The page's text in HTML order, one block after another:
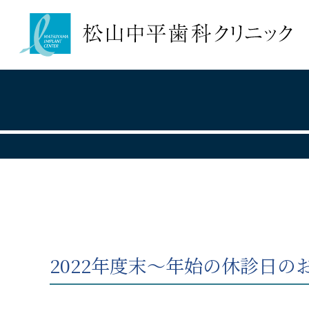
2022年度末～年始の休診日の